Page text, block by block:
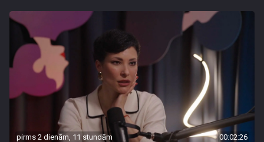
pirms 2 dienām, 11 stundām 00:02:26